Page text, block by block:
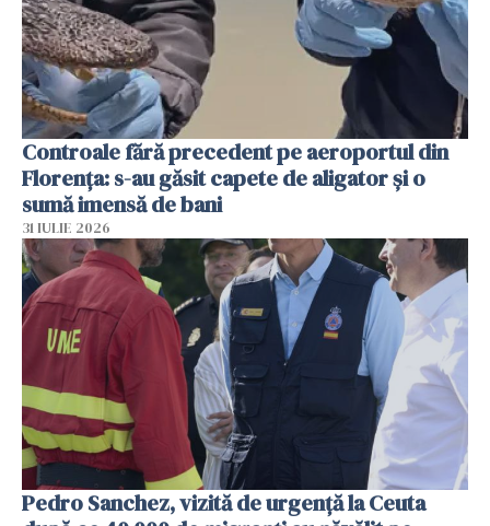
Controale fără precedent pe aeroportul din
Florența: s-au găsit capete de aligator și o
sumă imensă de bani
31 IULIE 2026
Pedro Sanchez, vizită de urgență la Ceuta